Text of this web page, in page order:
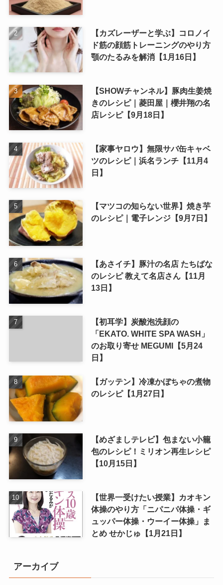
【カズレーザーと学ぶ】コロノイ
ド筋の顔筋トレーニングのやり方
顎のたるみを解消【1月16日】
【SHOWチャンネル】豚肉生姜焼
きのレシピ｜菱田屋｜櫻井翔の名
店レシピ【9月18日】
【家事ヤロウ】無限サバ缶キャベ
ツのレシピ｜浜名ランチ【11月4
日】
【マツコの知らない世界】焼き芋
のレシピ｜電子レンジ【9月7日】
【あさイチ】豚汁の名店 たちばな
のレシピ 教えて名店さん【11月
13日】
【初耳学】炭酸泡洗顔の
「EKATO. WHITE SPA WASH」
のお取り寄せ MEGUMI【5月24
日】
【ガッテン】冷凍かぼちゃの煮物
のレシピ【1月27日】
【めざましテレビ】包まない小籠
包のレシピ！ミリオン再生レシピ
【10月15日】
【世界一受けたい授業】カオキン
体操のやり方「ニパニパ体操・ギ
ュッパー体操・ウーイー体操」ま
とめ せかじゅ【1月21日】
アーカイブ